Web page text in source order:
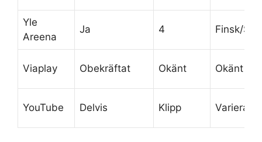
Yle
Areena
Ja 4 Finsk/
Viaplay Obekräftat Okänt Okänt
YouTube Delvis Klipp